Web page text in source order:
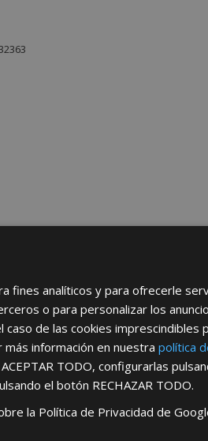
REGÍSTRATE PARA HACERTE
aquípodrá ver todas las
y nos pondremos en
fines analíticos y para ofrecerle
o para personalizar los
de las cookies imprescindibles
información en nuestra política
ACEPTAR TODO, configurarlas
el botón RECHAZAR TODO.
la Política de Privacidad de